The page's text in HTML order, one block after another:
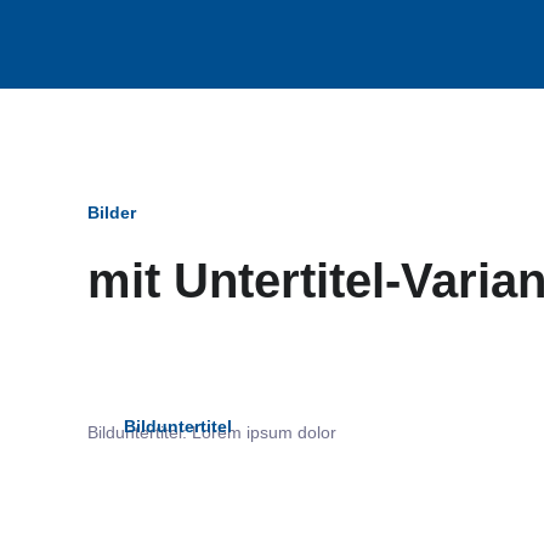
Bilder
mit Untertitel-
Bilduntertitel: Lorem ipsum dolor
Bilduntertitel